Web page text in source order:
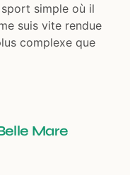
simple où il
suis vite rendue
complexe que
Mare